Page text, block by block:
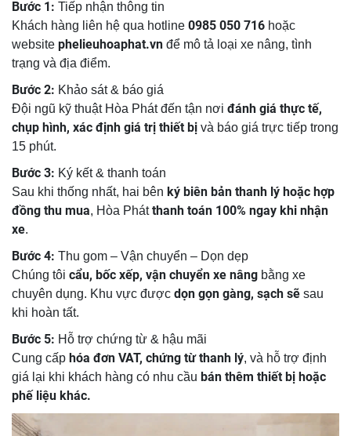
Bước 1: Tiếp nhận thông tin
Khách hàng liên hệ qua hotline 0985 050 716 hoặc
website phelieuhoaphat.vn để mô tả loại xe nâng, tình
trạng và địa điểm.
Bước 2: Khảo sát & báo giá
Đội ngũ kỹ thuật Hòa Phát đến tận nơi đánh giá thực tế,
chụp hình, xác định giá trị thiết bị và báo giá trực tiếp trong
15 phút.
Bước 3: Ký kết & thanh toán
Sau khi thống nhất, hai bên ký biên bản thanh lý hoặc hợp
đồng thu mua, Hòa Phátthanh toán 100% ngay khi nhận
xe.
Bước 4: Thu gom – Vận chuyển – Dọn dẹp
Chúng tôi cẩu, bốc xếp, vận chuyển xe nâng bằng xe
chuyên dụng. Khu vực được dọn gọn gàng, sạch sẽ sau
khi hoàn tất.
Bước 5: Hỗ trợ chứng từ & hậu mãi
Cung cấp hóa đơn VAT, chứng từ thanh lý, và hỗ trợ định
giá lại khi khách hàng có nhu cầu bán thêm thiết bị hoặc
phế liệu khác.